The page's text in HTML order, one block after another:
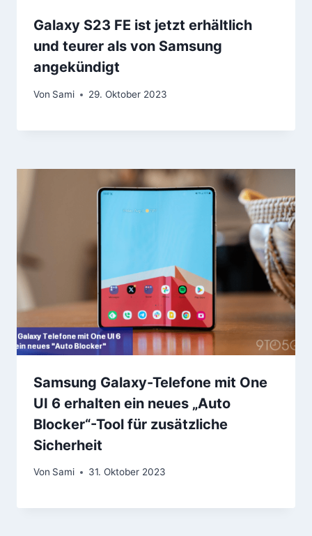
Galaxy S23 FE ist jetzt erhältlich
und teurer als von Samsung
angekündigt
Von Sami 29. Oktober 2023
Samsung Galaxy-Telefone mit One
UI 6 erhalten ein neues „Auto
Blocker“-Tool für zusätzliche
Sicherheit
Von Sami 31. Oktober 2023